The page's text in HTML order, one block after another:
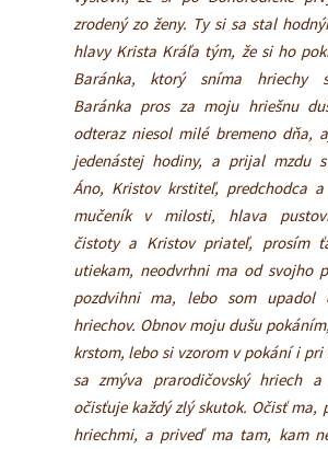
zrodený zo ženy. Ty si sa stal
hlavy Krista Kráľa tým, že si ho
Baránka, ktorý sníma hriechy
Baránka pros za moju hriešnu
odteraz niesol milé bremeno dňa,
jedenástej hodiny, a prijal mzdu s
Áno, Kristov krstiteľ, predchodca
mučeník v milosti, hlava
čistoty a Kristov priateľ, prosím
utiekam, neodvrhni ma od svojho
pozdvihni ma, lebo som upadol
hriechov. Obnov moju dušu
krstom, lebo si vzorom v pokání i pri
sa zmýva prarodičovský hriech
očisťuje každý zlý skutok. Očisť ma,
hriechmi, a priveď ma tam, kam